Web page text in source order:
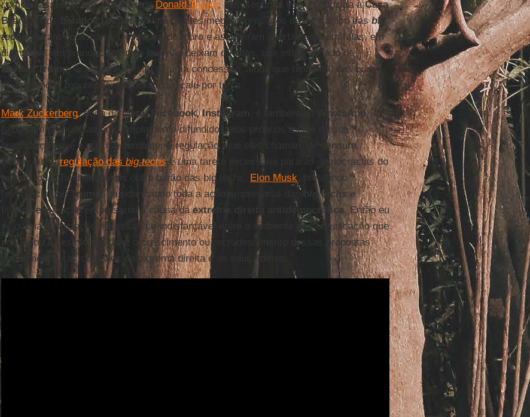
comunicassem. Com a eleição deDonald Trump, pela segunda vez, conduzida àCasa
Branca
, nos Estados Unidos, vários desses megaempresários desse campo dasbig
techssaíram do armário. Desceram do muro e assumiram abertamente em falas, em
discursos, em pronunciamentos que não deixam dúvidas, que estão ao lado de
Donald Trump. Aquilo que existia de uma concessão, ainda que hipócrita, das boas
maneiras das repúblicas democráticas, caiu por terra.
Mark Zuckerberg, dona daMeta, Facebook,Instagram , é também do WhatsApp,
falou num pronunciamento amplamente difundido pelos próprios meios da sua
organização que é preciso combater a regulação, que eles chamam de censura.
Sendo que aregulação das big techsé uma tarefa necessária para as democracias do
mundo todo. Também temos outro barão das big techs, Elon Musk, prestando
reverências ao Trump , partidarizando toda a ação empresarial dasbig techse
filiando essa ação empresarial à causa daextrema direita antidemocrática. Então eu
vejo uma associação necessária e indisfarçável entre o ambiente da comunicação que
nos levou à desinformação e o crescimento ou recrudescimento dessas propostas
antidemocráticas com viés de extrema direita e os seus líderes.